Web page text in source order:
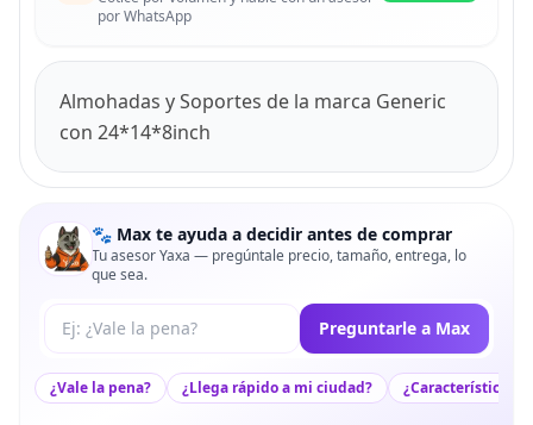
por WhatsApp
Almohadas y Soportes de la marca Generic
con 24*14*8inch
🐾 Max te ayuda a decidir antes de comprar
Tu asesor Yaxa — pregúntale precio, tamaño, entrega, lo
que sea.
Tu pregunta a Max Preguntarle a Max
¿Vale la pena? ¿Llega rápido a mi ciudad? ¿Características